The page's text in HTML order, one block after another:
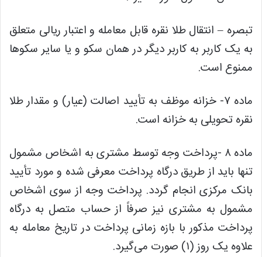
تبصره – انتقال طلا نقره قابل معامله و اعتبار ریالی متعلق
به یک کاربر به کاربر دیگر در همان سکو و یا سایر سکوها
ممنوع است.
ماده ۷- خزانه موظف به تأیید اصالت (عیار) و مقدار طلا
نقره تحویلی به خزانه است.
ماده ۸ -پرداخت وجه توسط مشتری به اشخاص مشمول
تنها باید از طریق درگاه پرداخت معرفی شده و مورد تأیید
بانک مرکزی انجام گردد. پرداخت وجه از سوی اشخاص
مشمول به مشتری نیز صرفاً از حساب متصل به درگاه
پرداخت مذکور با بازه زمانی پرداخت در تاریخ معامله به
علاوه یک روز (۱) صورت می‌گیرد.